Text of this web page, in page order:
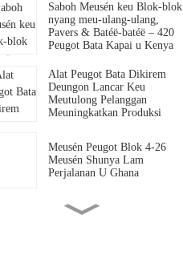
Saboh Meusén keu Blok-blok
nyang meu-ulang-ulang,
Pavers & Batéë-batéë – 420
Peugot Bata Kapai u Kenya
Alat Peugot Bata Dikirem
Deungon Lancar Keu
Meutulong Pelanggan
Meuningkatkan Produksi
Meusén Peugot Blok 4-26
Meusén Shunya Lam
Perjalanan U Ghana
Sidroe pelanggan Mozambik
teuka keu geubloe meusen